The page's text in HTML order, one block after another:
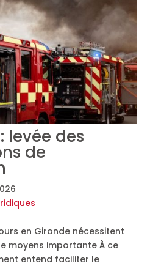
levée des
de
en Gironde nécessitent
moyens importante À ce
entend faciliter le